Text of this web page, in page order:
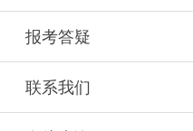
报考答疑
联系我们